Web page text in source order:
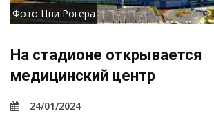
Фото Цви Рогера
На стадионе открывается
медицинский центр
24/01/2024